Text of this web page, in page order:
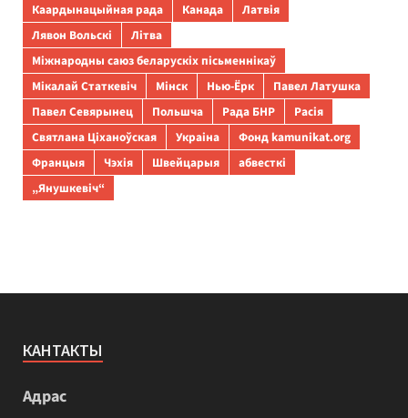
Каардынацыйная рада
Канада
Латвія
Лявон Вольскі
Літва
Міжнародны саюз беларускіх пісьменнікаў
Мікалай Статкевіч
Мінск Нью-Ёрк
Павел Латушка
Павел Севярынец
Польшча Рада БНР
Расія
Святлана Ціханоўская
Украіна
Фонд kamunikat.org
Францыя
Чэхія Швейцарыя
абвесткі
„Янушкевіч“
КАНТАКТЫ
Адрас